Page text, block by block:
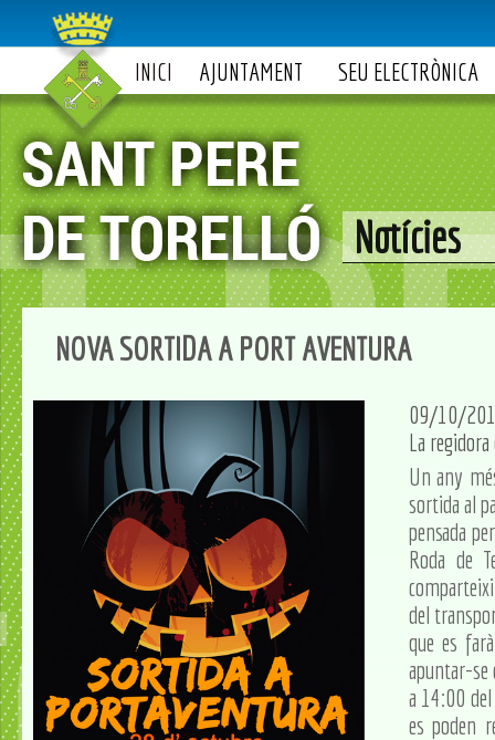
INICI AJUNTAMENT SEU ELECTRÒNICA
Notícies
NOVA SORTIDA A PORT AVENTURA
09/10/
La
Un any
sortida al
pensada
Roda de
del
que es
apuntar-se
a 14:00
es poden